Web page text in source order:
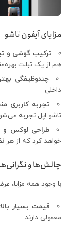
مزایای آیفون تاشو
ترکیب گوشی و
هم از یک تبلت
چندوظیفگی
داخلی
تجربه کاربری
تاشو اپل تجربه
طراحی لوکس و
خواهد کرد که از هر
چالش‌ها و نگرانی‌ها
با وجود همه مزایا،
قیمت بسیار بالا:
معمولی دارند.